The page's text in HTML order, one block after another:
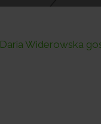
Daria Widerowska